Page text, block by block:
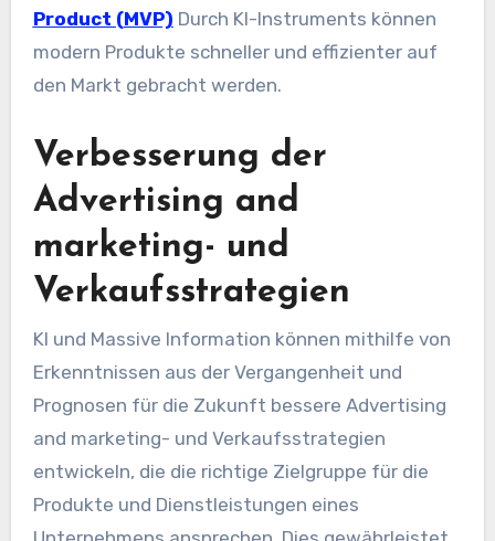
Product (MVP) Durch KI-Instruments können
modern Produkte schneller und effizienter auf
den Markt gebracht werden.
Verbesserung der
Advertising and
marketing- und
Verkaufsstrategien
KI und Massive Information können mithilfe von
Erkenntnissen aus der Vergangenheit und
Prognosen für die Zukunft bessere Advertising
and marketing- und Verkaufsstrategien
entwickeln, die die richtige Zielgruppe für die
Produkte und Dienstleistungen eines